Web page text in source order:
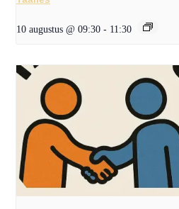
10 augustus @ 09:30 - 11:30